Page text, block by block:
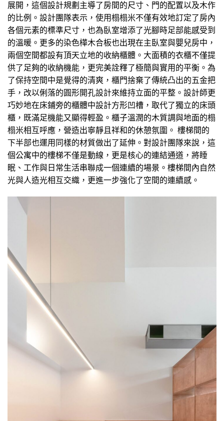
展開，這個設計規劃主導了房間的尺寸、門的配置以及木作
的比例。設計團隊表示，使用榻榻米不僅有效地訂定了房內
各個元素的標準尺寸，也為臥室增添了光腳時足部能感受到
的溫暖。更多的染色樺木合板也出現在主臥室與嬰兒房中，
兩個空間都設有頂天立地的收納櫃體。大面積的衣櫃不僅提
供了足夠的收納機能，更完美詮釋了極簡與實用的平衡。為
了保持空間中是覺得的清爽，櫃門捨棄了傳統凸出的五金把
手，改以俐落的圓形開孔設計來維持立面的平整。設計師更
巧妙地在床鋪旁的櫃體中設計方形凹槽，取代了獨立的床頭
櫃，既滿足機能又顯得輕盈。櫃子溫潤的木質調與地面的榻
榻米相互呼應，營造出寧靜且祥和的休憩氛圍。 樓梯間的
下半部也運用同樣的材質做出了延伸。對設計團隊來說，這
個公寓中的樓梯不僅是動線，更是核心的連結通道，將睡
眠、工作與日常生活串聯成一個連續的場景。樓梯間內自然
光與人造光相互交織，更進一步強化了空間的連續感。